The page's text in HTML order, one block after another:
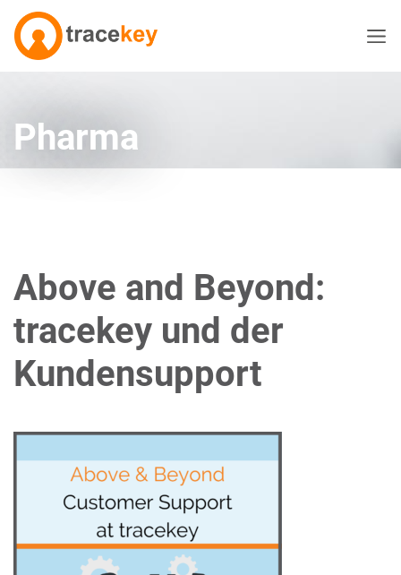
Pharma
Above and Beyond:
tracekey und der
Kundensupport